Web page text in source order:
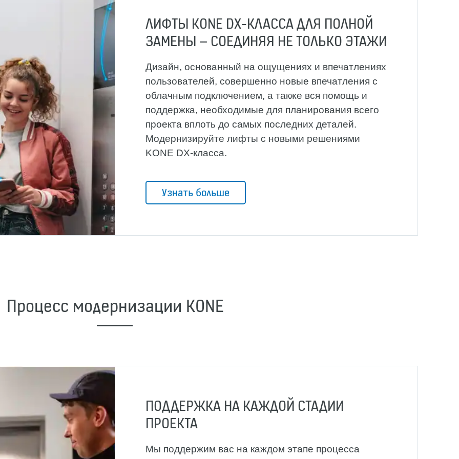
ЛИФТЫ KONE DX-КЛАССА ДЛЯ ПОЛНОЙ
ЗАМЕНЫ – СОЕДИНЯЯ НЕ ТОЛЬКО ЭТАЖИ
Дизайн, основанный на ощущениях и впечатлениях
пользователей, совершенно новые впечатления с
облачным подключением, а также вся помощь и
поддержка, необходимые для планирования всего
проекта вплоть до самых последних деталей.
Модернизируйте лифты с новыми решениями
KONE DX-класса.
Узнать больше
Процесс модернизации KONE
ПОДДЕРЖКА НА КАЖДОЙ СТАДИИ
ПРОЕКТА
Мы поддержим вас на каждом этапе процесса